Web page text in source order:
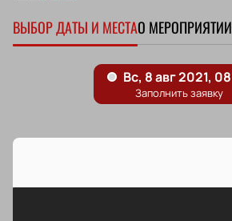
ВЫБОР ДАТЫ И МЕСТАО МЕРОПРИЯТИИ